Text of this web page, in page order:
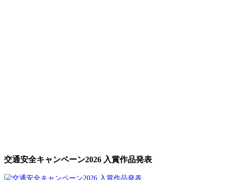
交通安全キャンペーン2026 入賞作品発表